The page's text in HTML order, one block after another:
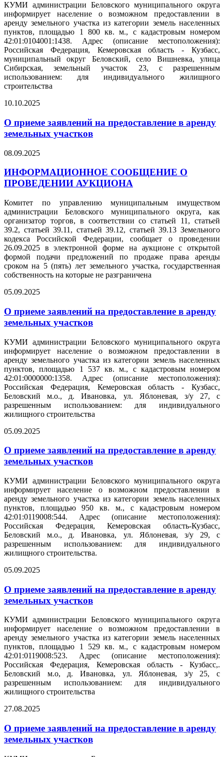
КУМИ администрации Беловского муниципального округа
информирует население о возможном предоставлении в
аренду земельного участка из категории земель населенных
пунктов, площадью 1 800 кв. м., с кадастровым номером
42:01:0104001:1438. Адрес (описание местоположения):
Российская Федерация, Кемеровская область - Кузбасс,
муниципальный округ Беловский, село Вишневка, улица
Сибирская, земельный участок 23, с разрешенным
использованием: для индивидуального жилищного
строительства
10.10.2025
О приеме заявлений на предоставление в аренду
земельных участков
08.09.2025
ИНФОРМАЦИОННОЕ СООБЩЕНИЕ О
ПРОВЕДЕНИИ АУКЦИОНА
Комитет по управлению муниципальным имуществом
администрации Беловского муниципального округа, как
организатор торгов, в соответствии со статьей 11, статьей
39.2, статьей 39.11, статьей 39.12, статьей 39.13 Земельного
кодекса Российской Федерации, сообщает о проведении
26.09.2025 в электронной форме на аукционе с открытой
формой подачи предложений по продаже права аренды
сроком на 5 (пять) лет земельного участка, государственная
собственность на которые не разграничена
05.09.2025
О приеме заявлений на предоставление в аренду
земельных участков
КУМИ администрации Беловского муниципального округа
информирует население о возможном предоставлении в
аренду земельного участка из категории земель населенных
пунктов, площадью 1 537 кв. м., с кадастровым номером
42:01:0000000:1358. Адрес (описание местоположения):
Российская Федерация, Кемеровская область - Кузбасс,
Беловский м.о., д. Ивановка, ул. Яблоневая, з/у 27, с
разрешенным использованием: для индивидуального
жилищного строительства
05.09.2025
О приеме заявлений на предоставление в аренду
земельных участков
КУМИ администрации Беловского муниципального округа
информирует население о возможном предоставлении в
аренду земельного участка из категории земель населенных
пунктов, площадью 950 кв. м., с кадастровым номером
42:01:0119008:544. Адрес (описание местоположения):
Российская Федерация, Кемеровская область-Кузбасс,
Беловский м.о., д. Ивановка, ул. Яблоневая, з/у 29, с
разрешенным использованием: для индивидуального
жилищного строительства.
05.09.2025
О приеме заявлений на предоставление в аренду
земельных участков
КУМИ администрации Беловского муниципального округа
информирует население о возможном предоставлении в
аренду земельного участка из категории земель населенных
пунктов, площадью 1 529 кв. м., с кадастровым номером
42:01:0119008:523. Адрес (описание местоположения):
Российская Федерация, Кемеровская область - Кузбасс,.
Беловский м.о, д. Ивановка, ул. Яблоневая, з/у 25, с
разрешенным использованием: для индивидуального
жилищного строительства
27.08.2025
О приеме заявлений на предоставление в аренду
земельных участков